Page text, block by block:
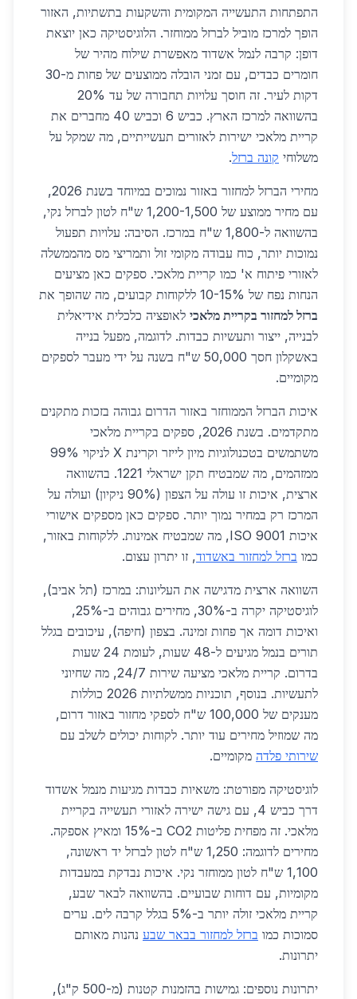
התפתחות התעשייה המקומית והשקעות בתשתיות, האזור
הופך למרכז מוביל לברזל ממוחזר. הלוגיסטיקה כאן יוצאת
דופן: קרבה לנמל אשדוד מאפשרת שילוח מהיר של
חומרים כבדים, עם זמני הובלה ממוצעים של פחות מ-30
דקות לעיר. זה חוסך עלויות תחבורה של עד 20%
בהשוואה למרכז הארץ. כביש 6 וכביש 40 מחברים את
קריית מלאכי ישירות לאזורים תעשייתיים, מה שמקל על
משלוחי קונה ברזל.
מחירי הברזל למחזור באזור נמוכים במיוחד בשנת 2026,
עם מחיר ממוצע של 1,200-1,500 ש"ח לטון לברזל נקי,
בהשוואה ל-1,800 ש"ח במרכז. הסיבה: עלויות תפעול
נמוכות יותר, כוח עבודה מקומי זול ותמריצי מס מהממשלה
לאזורי פיתוח א' כמו קריית מלאכי. ספקים כאן מציעים
הנחות נפח של 10-15% ללקוחות קבועים, מה שהופך את
ברזל למחזור בקריית מלאכי לאופציה כלכלית אידיאלית
לבנייה, ייצור ותעשיות כבדות. לדוגמה, מפעל בנייה
באשקלון חסך 50,000 ש"ח בשנה על ידי מעבר לספקים
מקומיים.
איכות הברזל הממוחזר באזור הדרום גבוהה בזכות מתקנים
מתקדמים. בשנת 2026, ספקים בקריית מלאכי
משתמשים בטכנולוגיות מיון לייזר וקרינת X לניקוי 99%
ממזהמים, מה שמבטיח תקן ישראלי 1221. בהשוואה
ארצית, איכות זו עולה על הצפון (90% ניקיון) ועולה על
המרכז רק במחיר נמוך יותר. ספקים כאן מספקים אישורי
איכות ISO 9001, מה שמבטיח אמינות. ללקוחות באזור,
כמו ברזל למחזור באשדוד, זו יתרון עצום.
השוואה ארצית מדגישה את העליונות: במרכז (תל אביב),
לוגיסטיקה יקרה ב-30%, מחירים גבוהים ב-25%,
ואיכות דומה אך פחות זמינה. בצפון (חיפה), עיכובים בגלל
תורים בנמל מגיעים ל-48 שעות, לעומת 24 שעות
בדרום. קריית מלאכי מציעה שירות 24/7, מה שחיוני
לתעשיות. בנוסף, תוכניות ממשלתיות 2026 כוללות
מענקים של 100,000 ש"ח לספקי מחזור באזור דרום,
מה שמוזיל מחירים עוד יותר. לקוחות יכולים לשלב עם
שירותי פלדה מקומיים.
לוגיסטיקה מפורטת: משאיות כבדות מגיעות מנמל אשדוד
דרך כביש 4, עם גישה ישירה לאזורי תעשייה בקריית
מלאכי. זה מפחית פליטות CO2 ב-15% ומאיץ אספקה.
מחירים לדוגמה: 1,250 ש"ח לטון לברזל יד ראשונה,
1,100 ש"ח לטון ממוחזר נקי. איכות נבדקת במעבדות
מקומיות, עם דוחות שבועיים. בהשוואה לבאר שבע,
קריית מלאכי זולה יותר ב-5% בגלל קרבה לים. ערים
סמוכות כמו ברזל למחזור בבאר שבע נהנות מאותם
יתרונות.
יתרונות נוספים: גמישות בהזמנות קטנות (מ-500 ק"ג),